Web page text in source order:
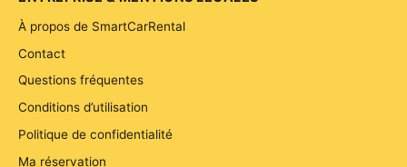
À propos de SmartCarRental
Contact
Questions fréquentes
Conditions d’utilisation
Politique de confidentialité
Ma réservation